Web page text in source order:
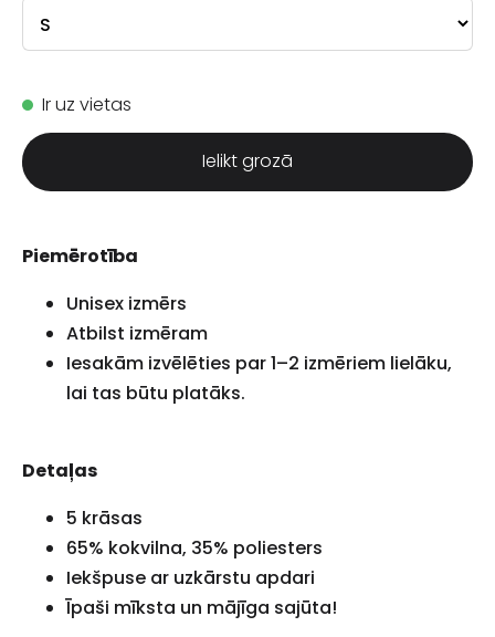
Ir uz vietas
Ielikt grozā
Piemērotība
Unisex izmērs
Atbilst izmēram
Iesakām izvēlēties par 1–2 izmēriem lielāku,
lai tas būtu platāks.
Detaļas
5 krāsas
65% kokvilna, 35% poliesters
Iekšpuse ar uzkārstu apdari
Īpaši mīksta un mājīga sajūta!